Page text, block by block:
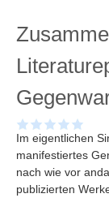
Im eigentlichen
manifestiertes
nach wie vor
publizierten